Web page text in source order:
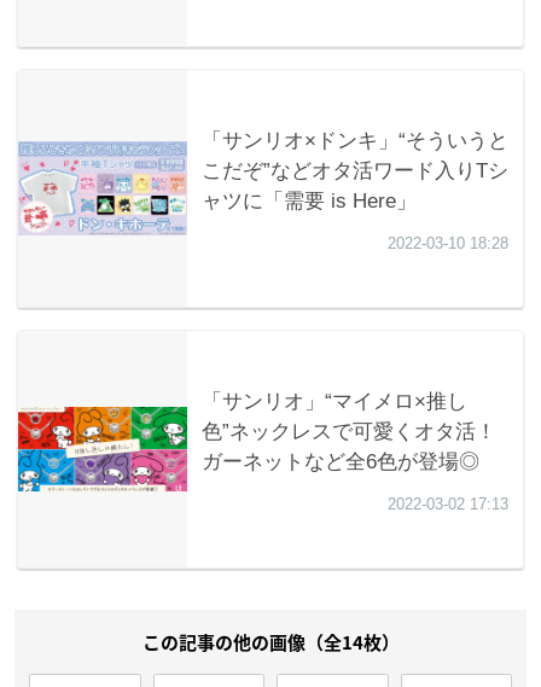
この記事の他の画像（全14枚）